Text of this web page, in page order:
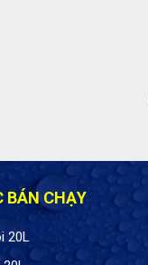
BÁN CHẠY
20L